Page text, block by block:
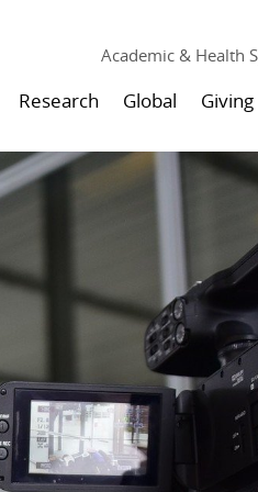
Academic & Health
Research Global Giving